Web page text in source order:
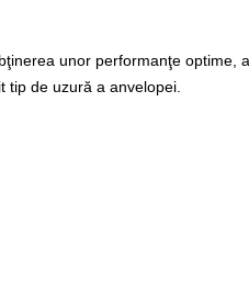
unor performanţe optime,
de uzură a anvelopei.